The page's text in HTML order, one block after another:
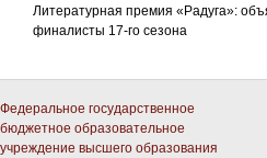
Литературная премия «Радуга»:
финалисты 17-го сезона
Федеральное государственное
бюджетное образовательное
учреждение высшего образования